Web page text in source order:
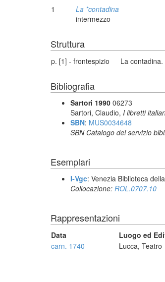
1
La *contadina
intermezzo
Struttura
p. [1] - frontespizio La
Bibliografia
Sartori 1990 06273
Sartori, Claudio, I libretti
SBN: MUS0034648
SBN Catalogo del servizio
Esemplari
I-Vgc: Venezia Biblioteca
Collocazione: ROL.0707.10
Rappresentazioni
Data Luogo ed
carn. 1740
Lucca, Teatro